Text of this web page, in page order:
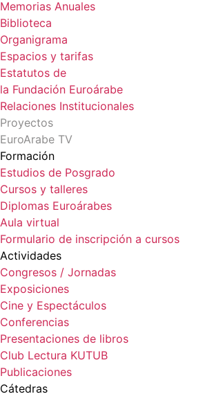
Memorias Anuales
Biblioteca
Organigrama
Espacios y tarifas
Estatutos de
la Fundación Euroárabe
Relaciones Institucionales
Proyectos
EuroArabe TV
Formación
Estudios de Posgrado
Cursos y talleres
Diplomas Euroárabes
Aula virtual
Formulario de inscripción a cursos
Actividades
Congresos / Jornadas
Exposiciones
Cine y Espectáculos
Conferencias
Presentaciones de libros
Club Lectura KUTUB
Publicaciones
Cátedras